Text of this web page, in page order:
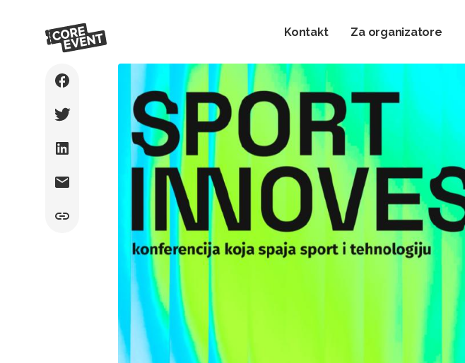
Kontakt Za organizatore